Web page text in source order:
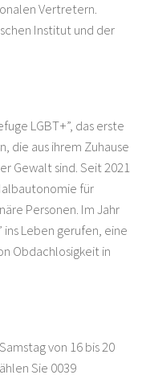
Vertretern.
Institut und der
LGBT+”, das erste
die aus ihrem Zuhause
Gewalt sind. Seit 2021
für
Personen. Im Jahr
Leben gerufen, eine
Obdachlosigkeit in
von 16 bis 20
Sie 0039